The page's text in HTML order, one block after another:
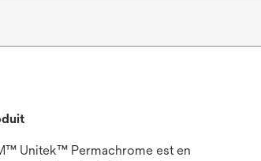
Unitek™ Permachrome est en